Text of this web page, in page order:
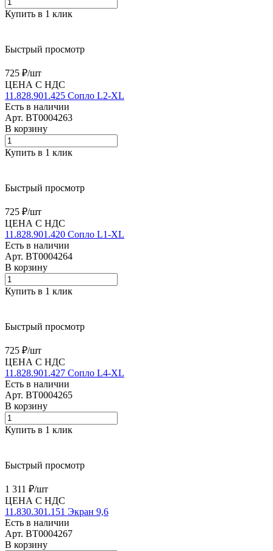
Купить в 1 клик
Быстрый просмотр
725 ₽/шт
ЦЕНА С НДС
11.828.901.425 Сопло L2-XL
Есть в наличии
Арт. BT0004263
В корзину
Купить в 1 клик
Быстрый просмотр
725 ₽/шт
ЦЕНА С НДС
11.828.901.420 Сопло L1-XL
Есть в наличии
Арт. BT0004264
В корзину
Купить в 1 клик
Быстрый просмотр
725 ₽/шт
ЦЕНА С НДС
11.828.901.427 Сопло L4-XL
Есть в наличии
Арт. BT0004265
В корзину
Купить в 1 клик
Быстрый просмотр
1 311 ₽/шт
ЦЕНА С НДС
11.830.301.151 Экран 9,6
Есть в наличии
Арт. BT0004267
В корзину